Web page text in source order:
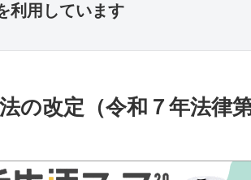
利用しています
の改定（令和７年法律